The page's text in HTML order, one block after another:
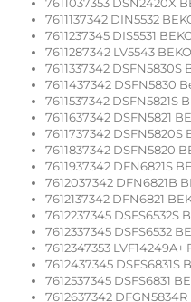
7611037353 DSN2420X
7611137342 DIN5532
7611237345 DIS5531
7611287342 LV5543
7611337342 DSFN5830S
7611437342 DSFN5830
7611537342 DSFN5821S
7611637342 DSFN5821
7611737342 DSFN5820S
7611837342 DSFN5820
7611937342 DFN6821S
7612037342 DFN6821B
7612137342 DFN6821
7612237345 DSFS6532S
7612337345 DSFS6532
7612347353 LVF14249A+
7612437345 DSFS6831S
7612537345 DSFS6831
7612637342